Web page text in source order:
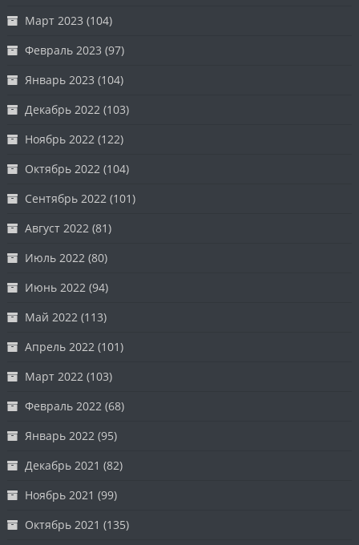
Март 2023 (104)
Февраль 2023 (97)
Январь 2023 (104)
Декабрь 2022 (103)
Ноябрь 2022 (122)
Октябрь 2022 (104)
Сентябрь 2022 (101)
Август 2022 (81)
Июль 2022 (80)
Июнь 2022 (94)
Май 2022 (113)
Апрель 2022 (101)
Март 2022 (103)
Февраль 2022 (68)
Январь 2022 (95)
Декабрь 2021 (82)
Ноябрь 2021 (99)
Октябрь 2021 (135)